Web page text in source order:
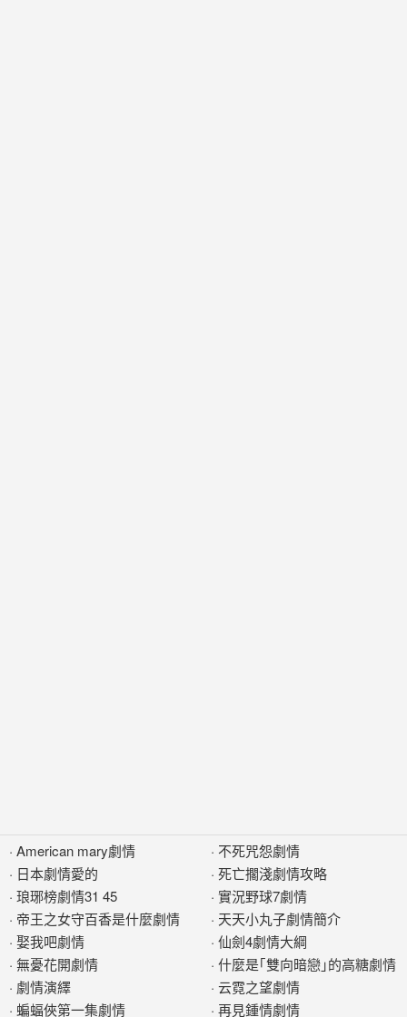
· American mary劇情
· 日本劇情愛的
· 琅琊榜劇情31 45
· 帝王之女守百香是什麼劇情
· 娶我吧劇情
· 無憂花開劇情
· 劇情演繹
· 蝙蝠俠第一集劇情
· 不死咒怨劇情
· 死亡擱淺劇情攻略
· 實況野球7劇情
· 天天小丸子劇情簡介
· 仙劍4劇情大綱
· 什麼是｢雙向暗戀｣的高糖劇情
· 云霓之望劇情
· 再見鍾情劇情